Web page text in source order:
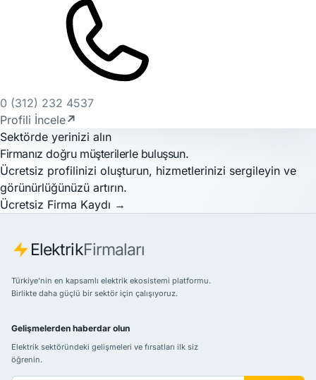
0 (312) 232 4537
Profili İncele↗
Sektörde yerinizi alın
Firmanız doğru müşterilerle buluşsun.
Ücretsiz profilinizi oluşturun, hizmetlerinizi sergileyin ve
görünürlüğünüzü artırın.
Ücretsiz Firma Kaydı →
ElektrikFirmaları
Türkiye’nin en kapsamlı elektrik ekosistemi platformu.
Birlikte daha güçlü bir sektör için çalışıyoruz.
Gelişmelerden haberdar olun
Elektrik sektöründeki gelişmeleri ve fırsatları ilk siz
öğrenin.